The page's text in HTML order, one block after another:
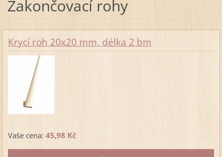
Zakončovací rohy
Krycí roh 20x20 mm, délka 2 bm
Vaše cena: 45,98 Kč